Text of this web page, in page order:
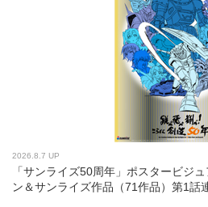
2026.8.7 UP
「サンライズ50周年」ポスタービジ
ン＆サンライズ作品（71作品）第1話